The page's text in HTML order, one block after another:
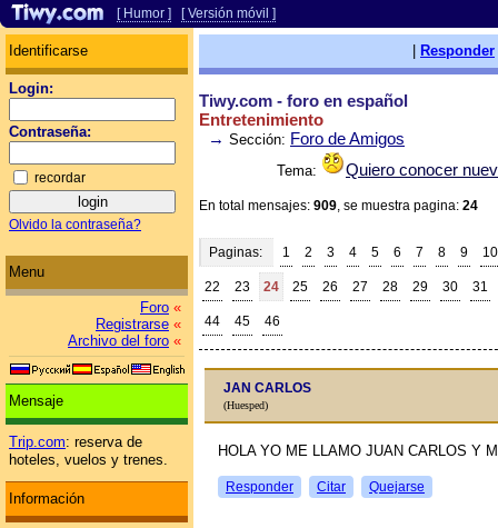
[ Humor ] [ Versión móvil ]
Identificarse
Login:
Contraseña:
recordar
Olvido la contraseña?
Menu
Foro «
Registrarse «
Archivo del foro «
Mensaje
Trip.com: reserva de
hoteles, vuelos y trenes.
Información
Responder
Tiwy.com - foro en español
Entretenimiento
→ Sección: Foro de Amigos
Tema: Quiero conocer
En total mensajes: 909, se muestra pagina: 24
Paginas: 1 2 3 4 5 6 7 8 9 10
22 23 24 25 26 27 28 29 30 31
44 45 46
JAN CARLOS
(Huesped)
HOLA YO ME LLAMO JUAN CARLOS Y
Responder Citar Quejarse